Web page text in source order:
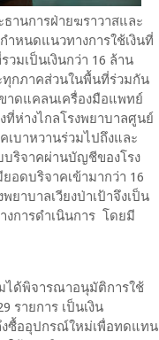
ธานการฝ่ายฆราวาสและ
ำหนดแนวทางการใช้เงินที่
มเป็นเงินกว่า 16 ล้าน
ทุกภาคส่วนในพื้นที่ร่วมกัน
าดแคลนเครื่องมือแพทย์
ห่างไกลโรงพยาบาลศูนย์
เบาหวานร่วมไปถึงและ
ริจาคผ่านบัญชีของโรง
อดบริจาคเข้ามากว่า 16
าบาลเวียงป่าเป้าจึงเป็น
การดำเนินการ โดยมี
ได้พิจารณาอนุมัติการใช้
รายการ เป็นเงิน
ซื้ออุปกรณ์ใหม่เพื่อทดแทน